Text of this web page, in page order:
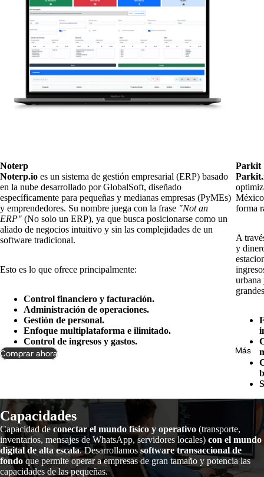
Más
Noterp
Noterp.io es un sistema de gestión empresarial (ERP) basado
en la nube desarrollado por GlobalSoft, diseñado
específicamente para pequeñas y medianas empresas (PyMEs)
y emprendedores. Su nombre juega con la frase "Not an
ERP" (No solo un ERP), ya que busca posicionarse como un
aliado de negocios intuitivo y sin las complejidades de un
software tradicional.
Esto es lo que ofrece principalmente:
Control financiero y facturación.
Administración de operaciones.
Gestión de personal.
Enfoque multiplataforma e ilimitado.
Control de ingresos y gastos.
Comprar ahora
Parkit
forma
A
y
urbana
Capacidades
Capacidad de conectar el mundo físico y operativo (transporte,
inventarios, mensajes de WhatsApp, servidores locales) con el mundo
digital de alta escala. Desarrollamossoftware transaccional de
fondo que permite operar a empresas de gran tamaño y potencia las
capacidades de las pequeñas.